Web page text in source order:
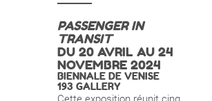
PASSENGER IN
TRANSIT
DU 20 AVRIL AU 24
NOVEMBRE 2024
BIENNALE DE VENISE
193 GALLERY